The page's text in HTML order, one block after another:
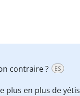
contraire ? ES
plus en plus de yétis